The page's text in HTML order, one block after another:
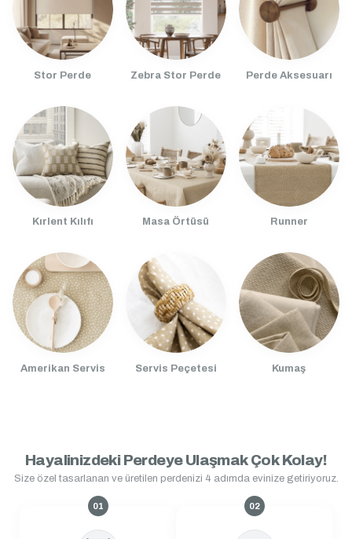
Stor Perde Zebra Stor Perde Perde Aksesuarı
Kırlent Kılıfı Masa Örtüsü Runner
Amerikan Servis Servis Peçetesi Kumaş
Hayalinizdeki Perdeye Ulaşmak Çok Kolay!
Size özel tasarlanan ve üretilen perdenizi 4 adımda evinize getiriyoruz.
01 02